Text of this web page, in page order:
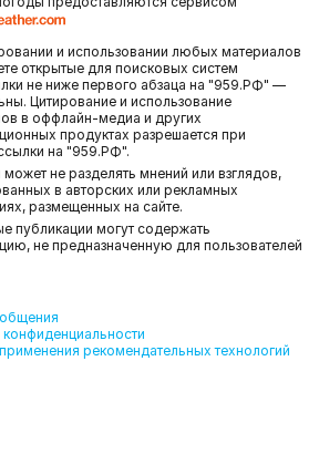
и использовании любых материалов
открытые для поисковых систем
не ниже первого абзаца на "959.РФ" —
Цитирование и использование
в оффлайн-медиа и других
продуктах разрешается при
на "959.РФ".
не разделять мнений или взглядов,
в авторских или рекламных
размещенных на сайте.
публикации могут содержать
не предназначенную для пользователей
конфиденциальности
рекомендательных технологий